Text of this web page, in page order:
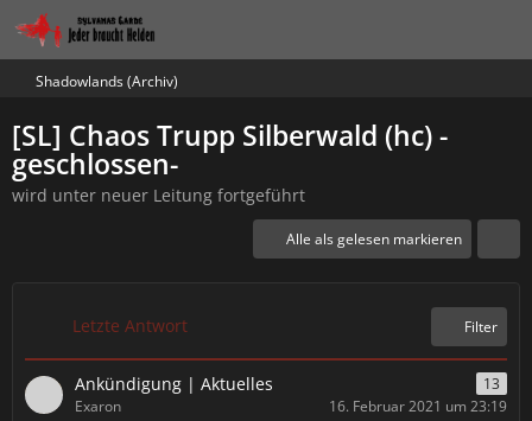
Shadowlands (Archiv)
[SL] Chaos Trupp Silberwald (hc) -
geschlossen-
wird unter neuer Leitung fortgeführt
Alle als gelesen markieren
Letzte Antwort Filter
Ankündigung | Aktuelles
13
Exaron
16. Februar 2021 um 23:19